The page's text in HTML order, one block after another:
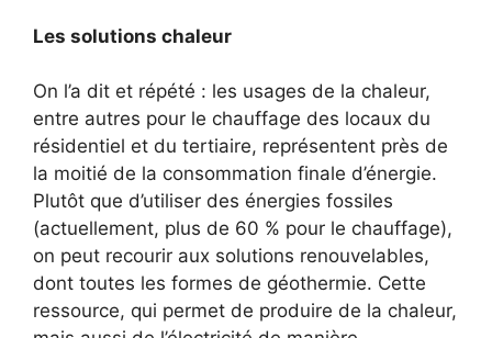
Les solutions chaleur
On l’a dit et répété : les usages de la chaleur,
entre autres pour le chauffage des locaux du
résidentiel et du tertiaire, représentent près de
la moitié de la consommation finale d’énergie.
Plutôt que d’utiliser des énergies fossiles
(actuellement, plus de 60 % pour le chauffage),
on peut recourir aux solutions renouvelables,
dont toutes les formes de géothermie. Cette
ressource, qui permet de produire de la chaleur,